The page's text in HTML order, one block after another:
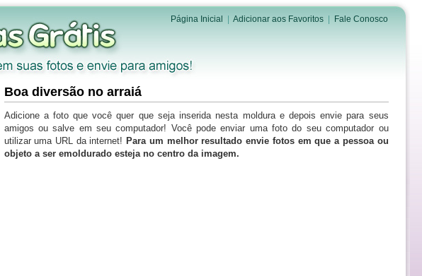
Página Inicial Adicionar aos Favoritos| Fale Conosco
Boa diversão no arraiá
Adicione a foto que você quer que seja inserida nesta moldura e depois envie para seus
amigos ou salve em seu computador! Você pode enviar uma foto do seu computador ou
utilizar uma URL da internet! Para um melhor resultado envie fotos em que a pessoa ou
objeto a ser emoldurado esteja no centro da imagem.